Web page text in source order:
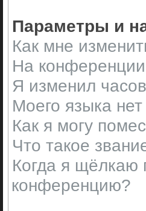
Параметры и
Как мне
На
Я изменил
Моего языка нет
Как я могу
Что такое
Когда я щёлкаю
конференцию?